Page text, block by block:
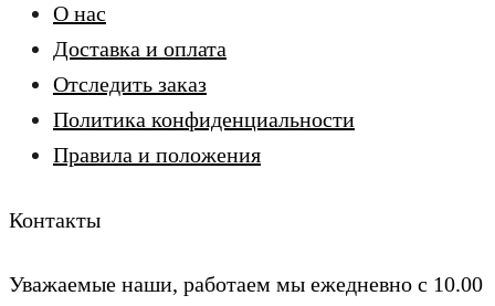
О нас
Доставка и оплата
Отследить заказ
Политика конфиденциальности
Правила и положения
Контакты
Уважаемые наши, работаем мы ежедневно с 10.00